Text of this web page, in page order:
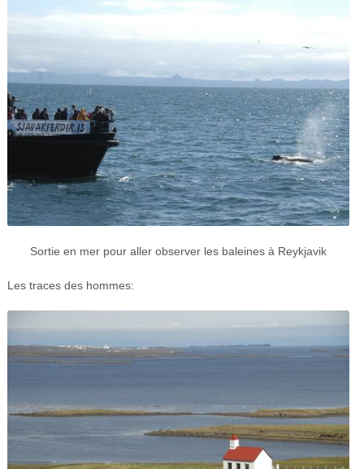
Sortie en mer pour aller observer les baleines à Reykjavik
Les traces des hommes: